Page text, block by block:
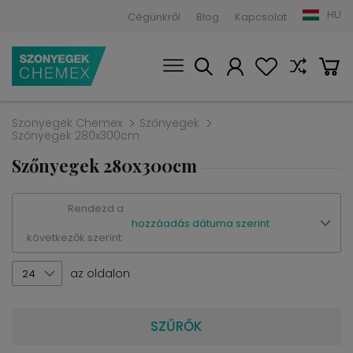
Cégünkről Blog Kapcsolat HU
Szonyegek Chemex
Szőnyegek
Szőnyegek 280x300cm
Szőnyegek 280x300cm
Rendezd a
következők szerint:
hozzáadás dátuma szerint
24 az oldalon
SZŰRŐK